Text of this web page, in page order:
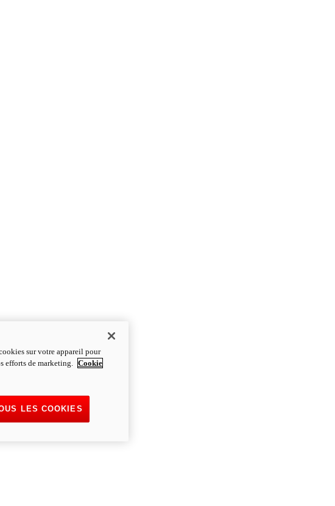
sur votre appareil pour
efforts de marketing. Cookie
LES COOKIES